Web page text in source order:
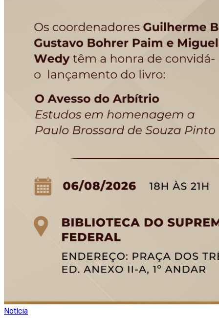
Notícia